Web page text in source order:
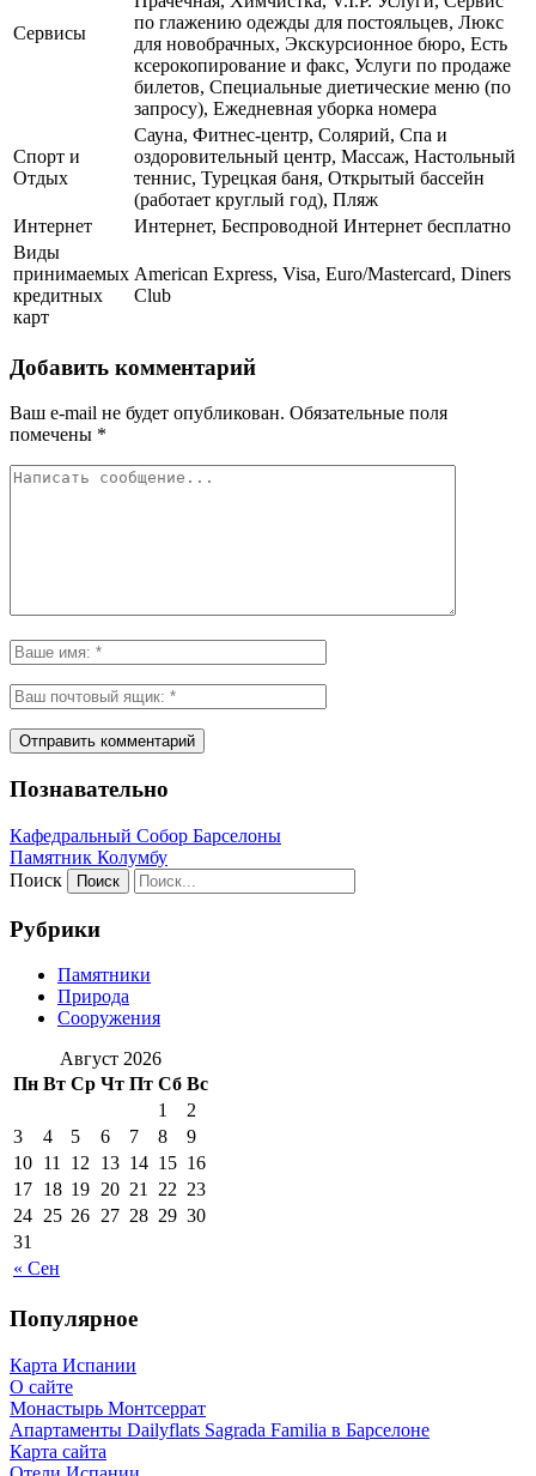
Сервисы
по глажению одежды для постояльцев, Люкс
для новобрачных, Экскурсионное бюро, Есть
ксерокопирование и факс, Услуги по продаже
билетов, Специальные диетические меню (по
запросу), Ежедневная уборка номера
Спорт и
Отдых
Сауна, Фитнес-центр, Солярий, Спа и
оздоровительный центр, Массаж, Настольный
теннис, Турецкая баня, Открытый бассейн
(работает круглый год), Пляж
Интернет
Интернет, Беспроводной Интернет бесплатно
Виды
принимаемых
кредитных
карт
American Express, Visa, Euro/Mastercard, Diners
Club
Добавить комментарий
Ваш e-mail не будет опубликован. Обязательные поля
помечены *
Познавательно
Кафeдрaльный Собор Барселоны
Пaмятник Колумбу
Поиск
Рубрики
Памятники
Природа
Сооружения
Август 2026
Пн Вт Ср Чт Пт Сб Вс
« Сен
1
2
3
4 5 6 7 8
9
10 11 12 13 14 15 16
17 18 19 20 21 22 23
24 25 26 27 28 29 30
31
Популярное
Карта Испании
О сайте
Монастырь Монтсеррат
Апартаменты Dailyflats Sagrada Familia в Барселоне
Карта сайта